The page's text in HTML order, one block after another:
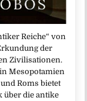
Reiche“ von
der
Zivilisationen.
Mesopotamien
Roms bietet
über die antike